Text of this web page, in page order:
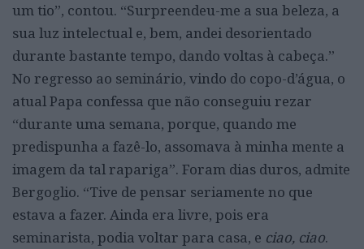
um tio”, contou. “Surpreendeu-me a sua beleza, a
sua luz intelectual e, bem, andei desorientado
durante bastante tempo, dando voltas à cabeça.”
No regresso ao seminário, vindo do copo-d’água, o
atual Papa confessa que não conseguiu rezar
“durante uma semana, porque, quando me
predispunha a fazê-lo, assomava à minha mente a
imagem da tal rapariga”. Foram dias duros, admite
Bergoglio. “Tive de pensar seriamente no que
estava a fazer. Ainda era livre, pois era
seminarista, podia voltar para casa, e ciao, ciao.